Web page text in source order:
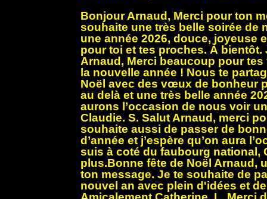
Bonjour Arnaud, Merci pour ton
souhaite une très belle soirée de
une année 2026, douce, joyeuse
pour toi et tes proches. À
Arnaud, Merci beaucoup pour
la nouvelle année ! Nous te
Noël avec des vœux de bonheur
au delà et une très belle année
aurons l’occasion de nous voir
Claudie. S. Salut Arnaud, merci
souhaite aussi de passer de
d’année et j’espère qu’on aura
suis à coté du faubourg national,
plus.Bonne fête de Noël Arnaud,
ton message. Je te souhaite de
nouvel an avec plein d'idées et